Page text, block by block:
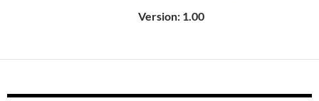
Version: 1.00